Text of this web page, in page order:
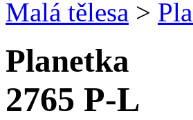
Malá tělesa >
Planetka
2765 P-L